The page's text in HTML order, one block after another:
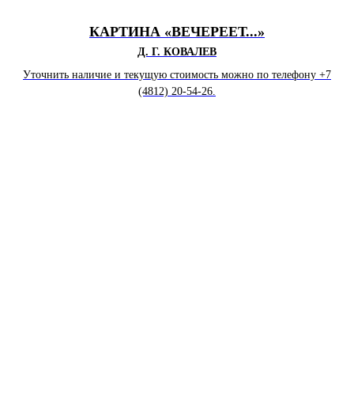
КАРТИНА «ВЕЧЕРЕЕТ...»
Д. Г. КОВАЛЕВ
Уточнить наличие и текущую стоимость можно по телефону +7
(4812) 20-54-26.